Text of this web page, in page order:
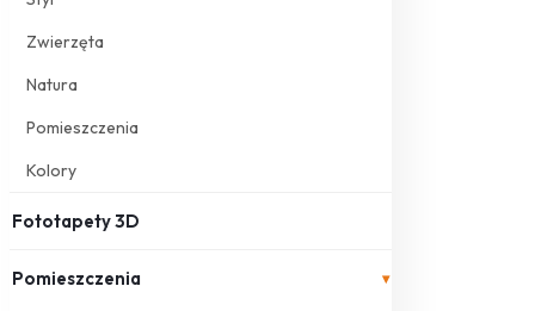
Zwierzęta
Natura
Pomieszczenia
Kolory
Fototapety 3D
Pomieszczenia ▾